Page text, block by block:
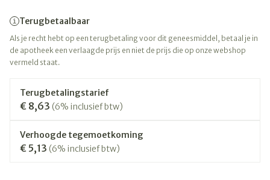
Terugbetaalbaar
Als je recht hebt op een terugbetaling voor dit geneesmiddel, betaal je in
de apotheek een verlaagde prijs en niet de prijs die op onze webshop
vermeld staat.
Terugbetalingstarief
€ 8,63 (6% inclusief btw)
Verhoogde tegemoetkoming
€ 5,13 (6% inclusief btw)